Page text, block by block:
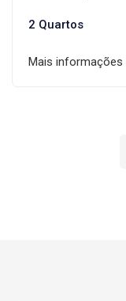
2 Quartos
Mais informações